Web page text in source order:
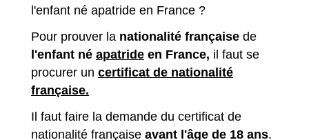
l'enfant né apatride en France ?
Pour prouver la nationalité française de
l'enfant né apatride en France, il faut se
procurer un certificat de nationalité
française.
Il faut faire la demande du certificat de
nationalité française avant l'âge de 18 ans.